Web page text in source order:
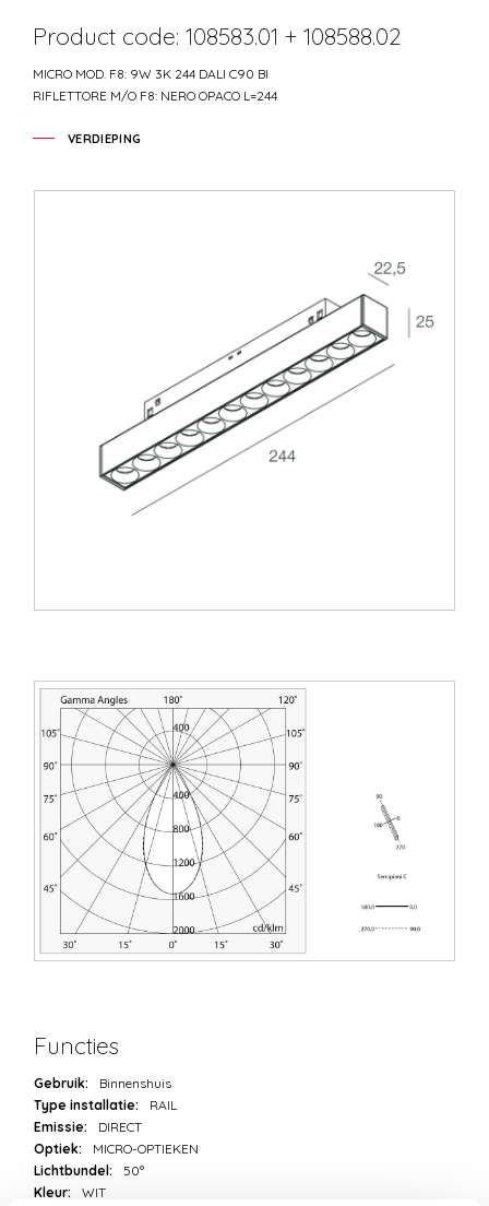
Product code: 108583.01 + 108588.02
MICRO MOD. F8: 9W 3K 244 DALI C90 BI
RIFLETTORE M/O F8: NERO OPACO L=244
VERDIEPING
Functies
Gebruik:
Binnenshuis
Type installatie:
RAIL
Emissie:
DIRECT
Optiek:
MICRO-OPTIEKEN
Lichtbundel:
50°
Kleur:
WIT